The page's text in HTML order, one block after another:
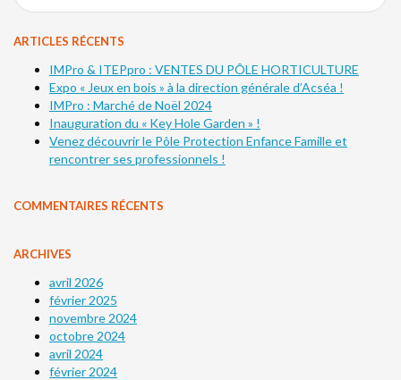
ARTICLES RÉCENTS
IMPro & ITEPpro : VENTES DU PÔLE HORTICULTURE
Expo « Jeux en bois » à la direction générale d’Acséa !
IMPro : Marché de Noël 2024
Inauguration du « Key Hole Garden » !
Venez découvrir le Pôle Protection Enfance Famille et
rencontrer ses professionnels !
COMMENTAIRES RÉCENTS
ARCHIVES
avril 2026
février 2025
novembre 2024
octobre 2024
avril 2024
février 2024